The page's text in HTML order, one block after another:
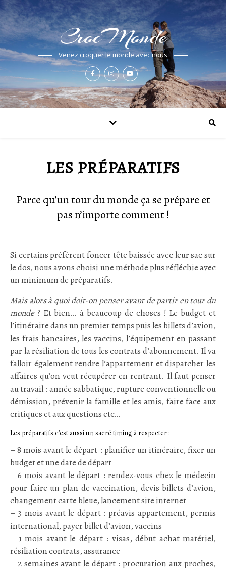
CrocMonde
Venez croquer le monde avec nous
LES PRÉPARATIFS
Parce qu’un tour du monde ça se prépare et
pas n’importe comment !
Si certains préfèrent foncer tête baissée avec leur sac sur
le dos, nous avons choisi une méthode plus réfléchie avec
un minimum de préparatifs.
Mais alors à quoi doit-on penser avant de partir en tour du
monde? Et bien… à beaucoup de choses ! Le budget et
l’itinéraire dans un premier temps puis les billets d’avion,
les frais bancaires, les vaccins, l’équipement en passant
par la résiliation de tous les contrats d’abonnement. Il va
falloir également rendre l’appartement et dispatcher les
affaires qu’on veut récupérer en rentrant. Il faut penser
au travail : année sabbatique, rupture conventionnelle ou
démission, prévenir la famille et les amis, faire face aux
critiques et aux questions etc…
Les préparatifs c’est aussi un sacré timing à respecter :
– 8 mois avant le départ : planifier un itinéraire, fixer un
budget et une date de départ
– 6 mois avant le départ : rendez-vous chez le médecin
pour faire un plan de vaccination, devis billets d’avion,
changement carte bleue, lancement site internet
– 3 mois avant le départ : préavis appartement, permis
international, payer billet d’avion, vaccins
– 1 mois avant le départ : visas, début achat matériel,
résiliation contrats, assurance
– 2 semaines avant le départ : procuration aux proches,